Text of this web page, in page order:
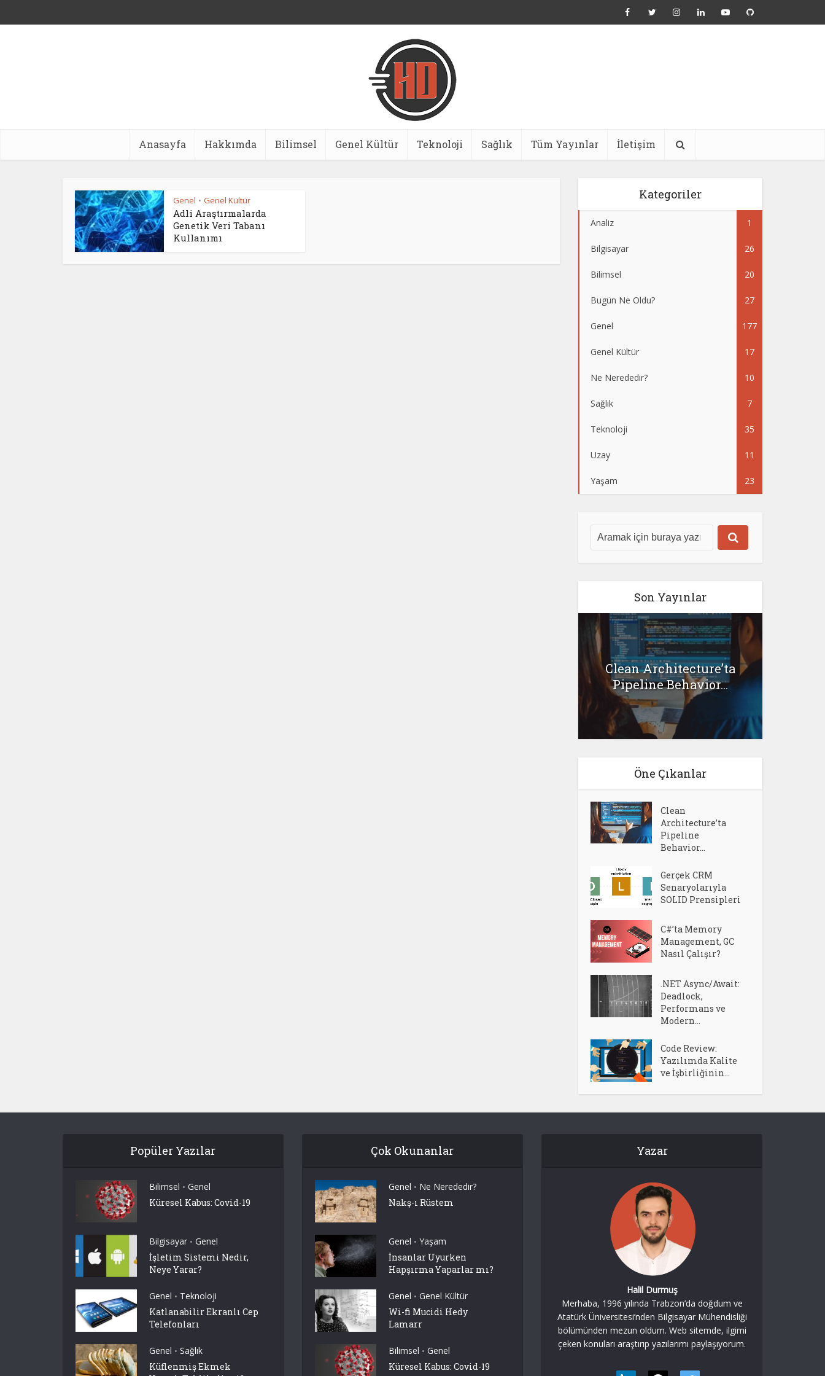
Anasayfa Hakkımda Bilimsel Genel Kültür Teknoloji Sağlık Tüm Yayınlar İletişim
Genel • Genel Kültür
Adli Araştırmalarda
Genetik Veri Tabanı
Kullanımı
Kategoriler
Analiz 1
Bilgisayar 26
Bilimsel 20
Bugün Ne Oldu? 27
Genel 177
Genel Kültür 17
Ne Nerededir? 10
Sağlık 7
Teknoloji 35
Uzay 11
Yaşam 23
Son Yayınlar
Clean Architecture’ta
Pipeline Behavior...
Öne Çıkanlar
Clean
Architecture’ta
Pipeline
Behavior...
Gerçek CRM
Senaryolarıyla
SOLID Prensipleri
C#’ta Memory
Management, GC
Nasıl Çalışır?
.NET Async/Await:
Deadlock,
Performans ve
Modern...
Code Review:
Yazılımda Kalite
ve İşbirliğinin...
Popüler Yazılar
Bilimsel • Genel
Küresel Kabus: Covid-19
Bilgisayar • Genel
İşletim Sistemi Nedir,
Neye Yarar?
Genel • Teknoloji
Katlanabilir Ekranlı Cep
Telefonları
Genel • Sağlık
Küflenmiş Ekmek
Çok Okunanlar
Genel • Ne Nerededir?
Nakş-ı Rüstem
Genel • Yaşam
İnsanlar Uyurken
Hapşırma Yaparlar mı?
Genel • Genel Kültür
Wi-fi Mucidi Hedy
Lamarr
Bilimsel • Genel
Küresel Kabus: Covid-19
Yazar
Halil Durmuş
Merhaba, 1996 yılında Trabzon’da doğdum ve
Atatürk Üniversitesi’nden Bilgisayar Mühendisliği
bölümünden mezun oldum. Web sitemde, ilgimi
çeken konuları araştırıp yazılarımı paylaşıyorum.